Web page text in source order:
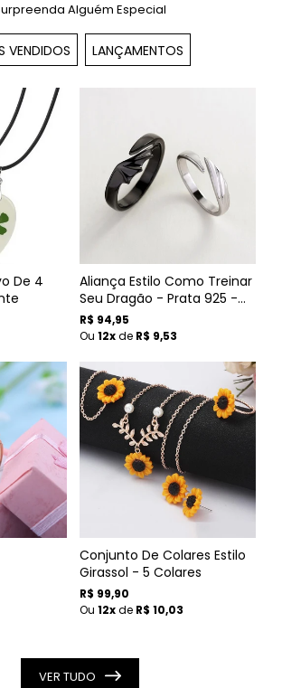
Alguém Especial
VENDIDOS LANÇAMENTOS
De 4
Aliança Estilo Como Treinar
Seu Dragão - Prata 925 -
Regulável
Preço
normal
R$ 94,95
Ou 12xde R$ 9,53
Conjunto De Colares Estilo
Girassol - 5 Colares
Preço
normal
R$ 99,90
Ou 12xde R$ 10,03
VER TUDO